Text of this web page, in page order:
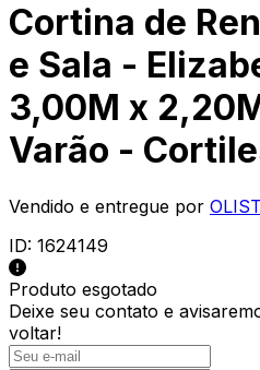
Cortina de
e Sala -
3,00M x
Varão -
Vendido e entregue por OLIST
ID: 1624149
Produto esgotado
Deixe seu contato e
voltar!